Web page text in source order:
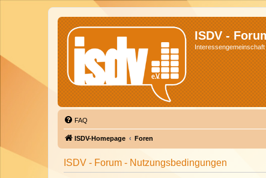
ISDV -
FAQ
ISDV-Homepage Foren
ISDV - Forum - Nutzungsbedingungen